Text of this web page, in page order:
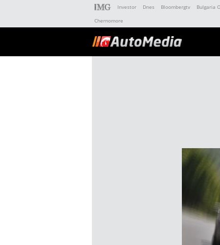
Investor Dnes Bloombergtv Bulgaria
Chernomore